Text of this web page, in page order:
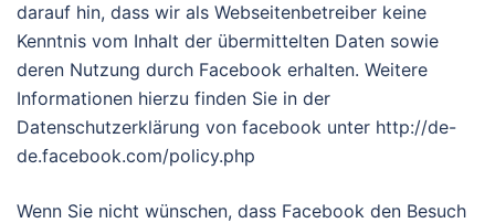
darauf hin, dass wir als Webseitenbetreiber keine
Kenntnis vom Inhalt der übermittelten Daten sowie
deren Nutzung durch Facebook erhalten. Weitere
Informationen hierzu finden Sie in der
Datenschutzerklärung von facebook unter http://de-
de.facebook.com/policy.php
Wenn Sie nicht wünschen, dass Facebook den Besuch